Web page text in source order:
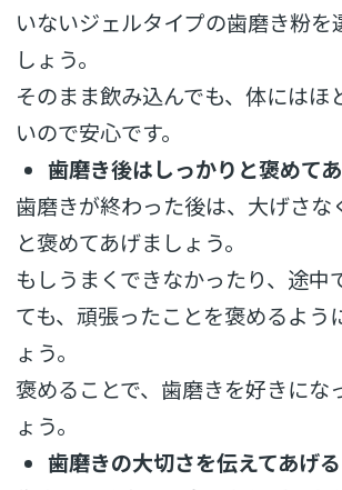
いないジェルタイプの歯磨き粉を
しょう。
そのまま飲み込んでも、体にはほ
いので安心です。
歯磨き後はしっかりと褒めて
歯磨きが終わった後は、大げさな
と褒めてあげましょう。
もしうまくできなかったり、途中
ても、頑張ったことを褒めるよう
ょう。
褒めることで、歯磨きを好きにな
ょう。
歯磨きの大切さを伝えてあげる